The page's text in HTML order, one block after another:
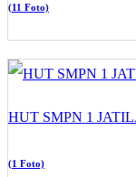
(11 Foto)
HUT SMPN 1
(1 Foto)